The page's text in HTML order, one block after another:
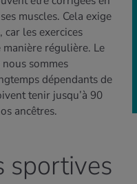
muscles. Cela exige
les exercices
régulière. Le
sommes
dépendants de
tenir jusqu’à 90
ancêtres.
sportives